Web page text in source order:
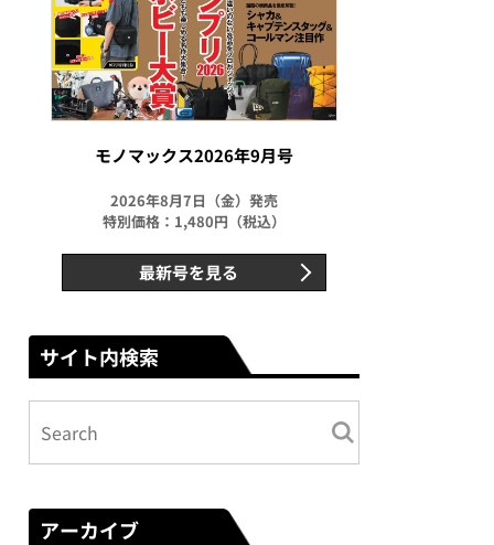
モノマックス2026年9月号
2026年8月7日（金）発売
特別価格：1,480円（税込）
最新号を見る
サイト内検索
アーカイブ